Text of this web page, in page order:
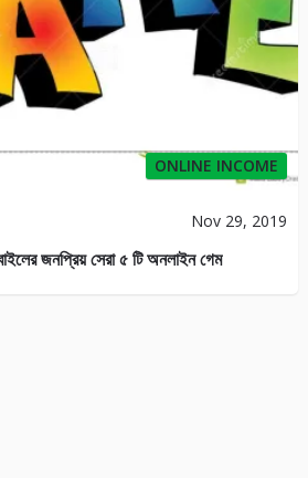
ONLINE INCOME
Nov 29, 2019
জনপ্রিয় সেরা ৫ টি অনলাইন গেম